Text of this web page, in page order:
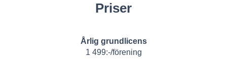
Priser
Årlig grundlicens
1 499:-/förening